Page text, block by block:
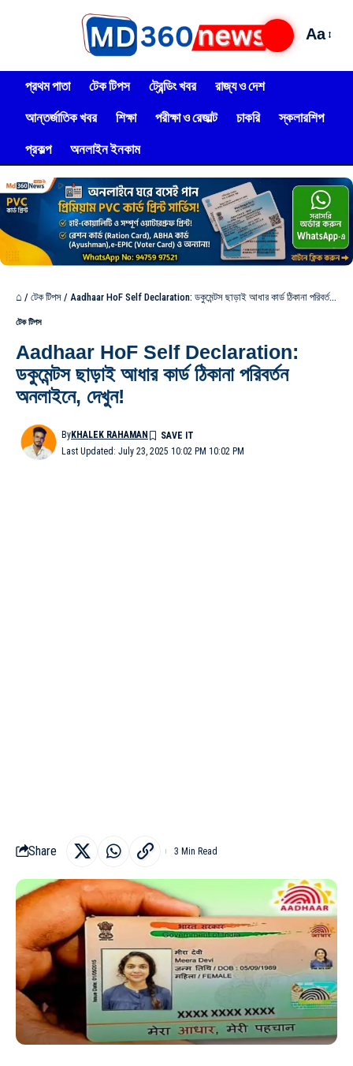
Aa
প্রথম পাতা টেক টিপস ট্রেন্ডিং খবর
রাজ্য ও দেশ
আন্তর্জাতিক খবর
শিক্ষা পরীক্ষা ও রেজাল্ট চাকরি
স্কলারশিপ
প্রকল্প
অনলাইন ইনকাম
⌂ / টেক টিপস / Aadhaar HoF Self Declaration: ডকুমেন্টস ছাড়াই আধার কার্ড ঠিকানা পরিবর্তন অনলাইনে, দেখুন!
টেক টিপস
Aadhaar HoF Self Declaration:
ডকুমেন্টস ছাড়াই আধার কার্ড ঠিকানা পরিবর্তন
অনলাইনে, দেখুন!
Last Updated: July 23, 2025 10:02 PM 10:02 PM
ByKHALEK RAHAMAN
Share 3 Min Read